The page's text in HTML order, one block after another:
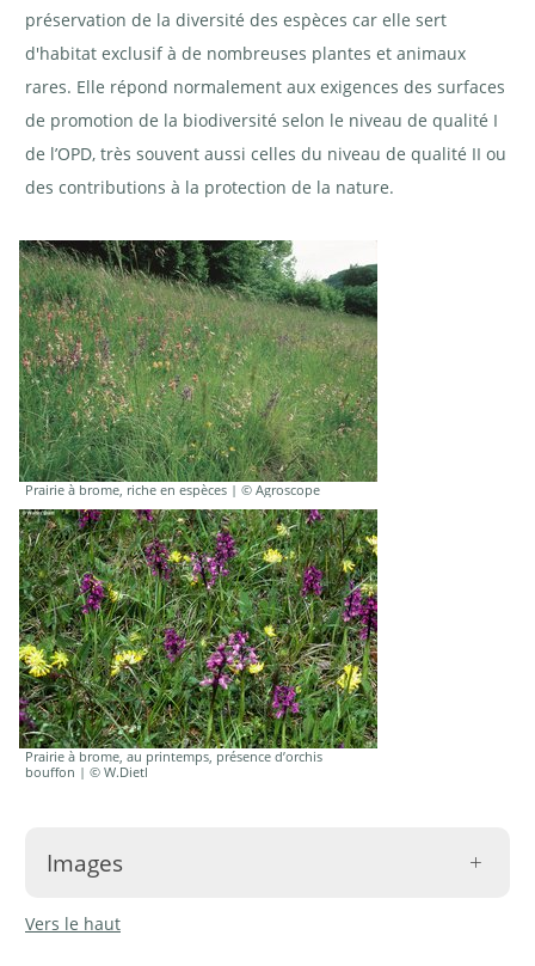
préservation de la diversité des espèces car elle sert
d'habitat exclusif à de nombreuses plantes et animaux
rares. Elle répond normalement aux exigences des surfaces
de promotion de la biodiversité selon le niveau de qualité I
de l’OPD, très souvent aussi celles du niveau de qualité II ou
des contributions à la protection de la nature.
Prairie à brome, riche en espèces | © Agroscope
Prairie à brome, au printemps, présence d’orchis
bouffon | © W.Dietl
Images
Vers le haut